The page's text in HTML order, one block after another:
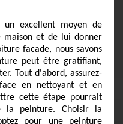
excellent moyen de
maison et de lui donner
facade, nous savons
peut être gratifiant,
Tout d'abord, assurez-
en nettoyant et en
cette étape pourrait
la peinture. Choisir la
pour une peinture